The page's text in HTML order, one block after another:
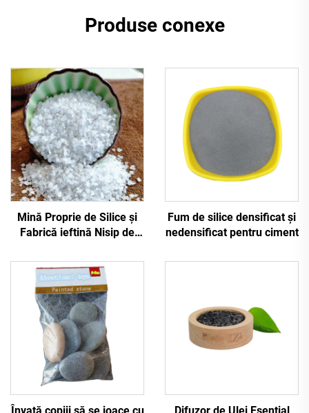
Produse conexe
Mină Proprie de Silice și
Fabrică ieftină Nisip de
Apelor Nisip de Cuarc
Nisip de Silice cu Preț
Redus
Fum de silice densificat și
nedensificat pentru ciment